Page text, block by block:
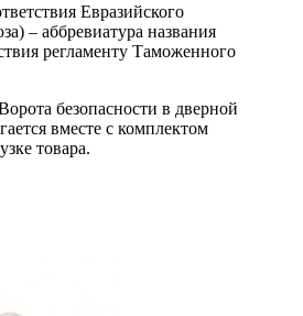
Евразийского
– аббревиатура названия
регламенту Таможенного
безопасности в дверной
вместе с комплектом
товара.